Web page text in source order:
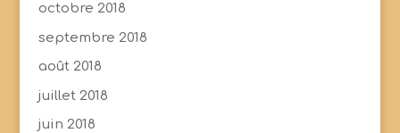
octobre 2018
septembre 2018
août 2018
juillet 2018
juin 2018